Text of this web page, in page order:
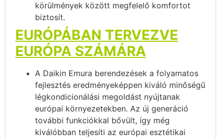
körülmények között megfelelő komfortot
biztosít.
EURÓPÁBAN TERVEZVE
EURÓPA SZÁMÁRA
A Daikin Emura berendezések a folyamatos
fejlesztés eredményeképpen kiváló minőségű
légkondicionálási megoldást nyújtanak
európai környezetekben. Az új generáció
további funkciókkal bővült, így még
kiválóbban teljesíti az európai esztétikai